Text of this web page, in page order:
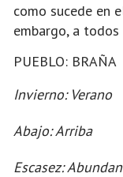
como sucede en
embargo, a
PUEBLO: BRAÑA
Invierno: Verano
Abajo: Arriba
Escasez: